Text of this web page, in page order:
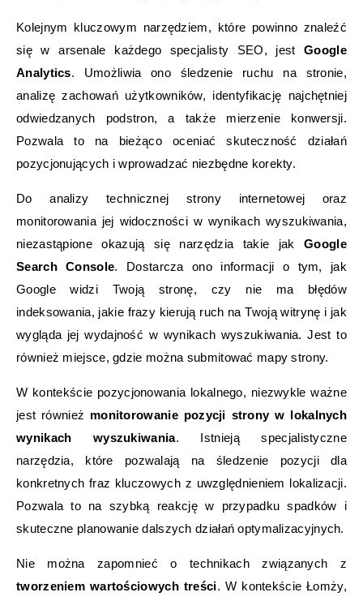
Kolejnym kluczowym narzędziem, które powinno znaleźć
się w arsenale każdego specjalisty SEO, jestGoogle
Analytics. Umożliwia ono śledzenie ruchu na stronie,
analizę zachowań użytkowników, identyfikację najchętniej
odwiedzanych podstron, a także mierzenie konwersji.
Pozwala to na bieżąco oceniać skuteczność działań
pozycjonujących i wprowadzać niezbędne korekty.
Do analizy technicznej strony internetowej oraz
monitorowania jej widoczności w wynikach wyszukiwania,
niezastąpione okazują się narzędzia takie jakGoogle
Search Console. Dostarcza ono informacji o tym, jak
Google widzi Twoją stronę, czy nie ma błędów
indeksowania, jakie frazy kierują ruch na Twoją witrynę i jak
wygląda jej wydajność w wynikach wyszukiwania. Jest to
również miejsce, gdzie można submitować mapy strony.
W kontekście pozycjonowania lokalnego, niezwykle ważne
jest również monitorowanie pozycji strony w lokalnych
wynikach wyszukiwania. Istnieją specjalistyczne
narzędzia, które pozwalają na śledzenie pozycji dla
konkretnych fraz kluczowych z uwzględnieniem lokalizacji.
Pozwala to na szybką reakcję w przypadku spadków i
skuteczne planowanie dalszych działań optymalizacyjnych.
Nie można zapomnieć o technikach związanych z
tworzeniem wartościowych treści. W kontekście Łomży,